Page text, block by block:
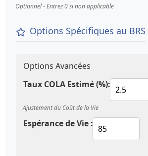
Optionnel - Entrez 0 si non applicable
Options Spécifiques au BRS
Options Avancées
Taux COLA Estimé (%):
Ajustement du Coût de la Vie
Espérance de Vie :